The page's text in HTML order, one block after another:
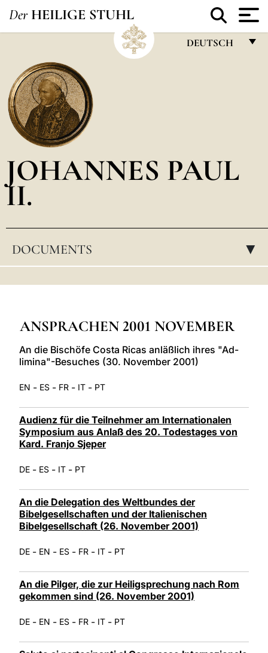
Der HEILIGE STUHL
DEUTSCH
ESPAÑOL
DEUTSCH
العربيّة
JOHANNES PAUL
II.
DOCUMENTS ▸
ANSPRACHEN 2001 NOVEMBER
An die Bischöfe Costa Ricas anläßlich ihres "Ad-
limina"-Besuches (30. November 2001)
EN - ES - FR - IT - PT
Audienz für die Teilnehmer am Internationalen
Symposium aus Anlaß des 20. Todestages von
Kard. Franjo Sjeper
DE - ES - IT - PT
An die Delegation des Weltbundes der
Bibelgesellschaften und der Italienischen
Bibelgesellschaft (26. November 2001)
DE - EN - ES - FR - IT - PT
An die Pilger, die zur Heiligsprechung nach Rom
gekommen sind (26. November 2001)
DE - EN - ES - FR - IT - PT